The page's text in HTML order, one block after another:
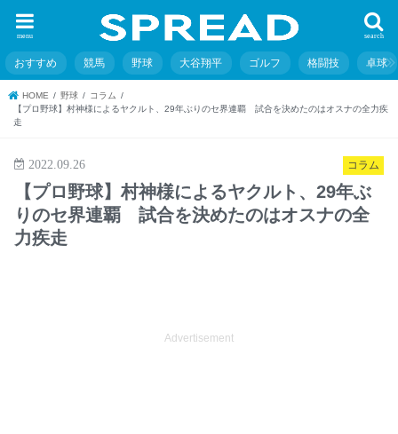
search
menu
おすすめ 競馬 野球 大谷翔平 ゴルフ 格闘技 卓球
HOME 野球
コラム
【プロ野球】村神様によるヤクルト、29年ぶりのセ界連覇 試合を決めたのはオスナの全力疾
走
コラム
2022.09.26
【プロ野球】村神様によるヤクルト、29年ぶ
りのセ界連覇 試合を決めたのはオスナの全
力疾走
Advertisement